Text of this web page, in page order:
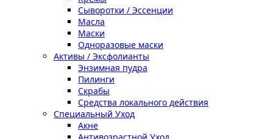
Сыворотки / Эссенции
Масла
Маски
Одноразовые маски
Активы / Эксфолианты
Энзимная пудра
Пилинги
Скрабы
Средства локального действия
Специальный Уход
Акне